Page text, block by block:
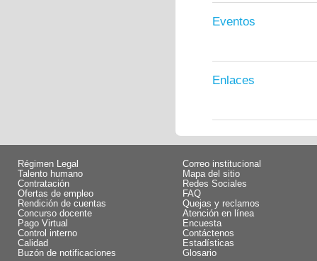
Eventos
Enlaces
Régimen Legal
Talento humano
Contratación
Ofertas de empleo
Rendición de cuentas
Concurso docente
Pago Virtual
Control interno
Calidad
Buzón de notificaciones
Correo institucional
Mapa del sitio
Redes Sociales
FAQ
Quejas y reclamos
Atención en línea
Encuesta
Contáctenos
Estadísticas
Glosario